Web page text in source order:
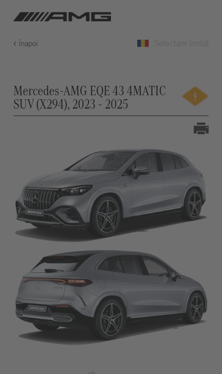
Înapoi
Mercedes-AMG EQE 43 4MATIC
SUV (X294), 2023 - 2025